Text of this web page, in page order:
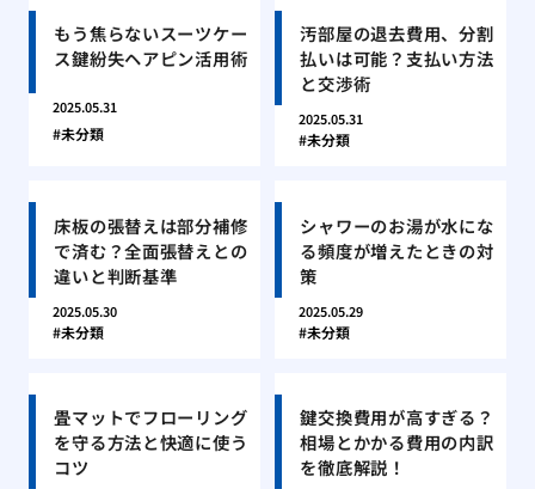
もう焦らないスーツケー
ス鍵紛失ヘアピン活用術
2025.05.31
未分類
汚部屋の退去費用、分割
払いは可能？支払い方法
と交渉術
2025.05.31
未分類
床板の張替えは部分補修
で済む？全面張替えとの
違いと判断基準
2025.05.30
未分類
シャワーのお湯が水にな
る頻度が増えたときの対
策
2025.05.29
未分類
畳マットでフローリング
を守る方法と快適に使う
コツ
鍵交換費用が高すぎる？
相場とかかる費用の内訳
を徹底解説！